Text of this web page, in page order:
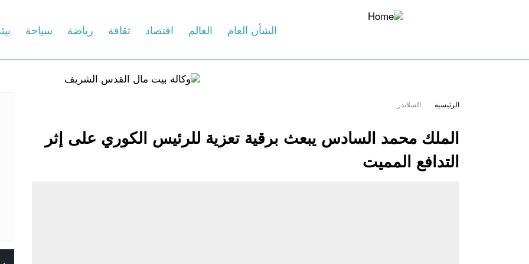
الشأن العام العالم اقتصاد ثقافة رياضة سياحة
الرئيسية السلايدر
الملك محمد السادس يبعث برقية تعزية للرئيس الكوري على إثر
التدافع المميت